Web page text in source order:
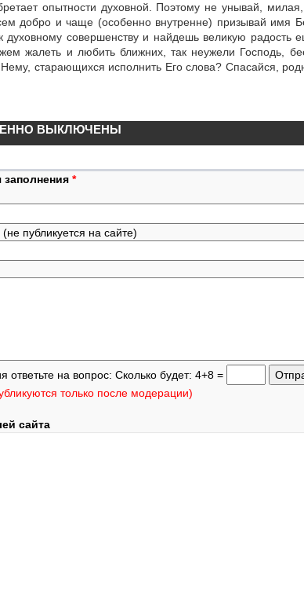
опытности духовной. Поэтому не унывай,
добро и чаще (особенно внутренне) призывай имя
духовному совершенству и найдешь великую
жалеть и любить ближних, так неужели Господь,
старающихся исполнить Его слова? Спасайся,
ВЫКЛЮЧЕНЫ
*
публикуется на сайте)
ответьте на вопрос: Сколько будет: 4+8 =
только после модерации)
сайта